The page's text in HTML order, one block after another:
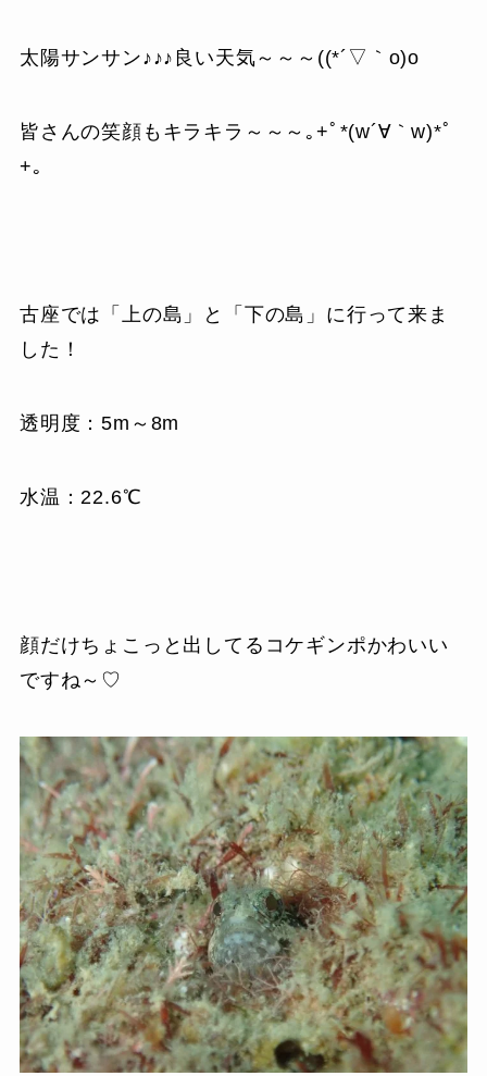
太陽サンサン♪♪♪良い天気～～～((*´▽｀o)o
皆さんの笑顔もキラキラ～～～｡+ﾟ*(w´∀｀w)*ﾟ
+｡
古座では「上の島」と「下の島」に行って来ま
した！
透明度：5m～8m
水温：22.6℃
顔だけちょこっと出してるコケギンポかわいい
ですね～♡